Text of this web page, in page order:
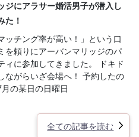
ジにアラサー婚活男子が潜入し
た！
ッチング率が高い！」という口
を頼りにアーバンマリッジのパ
ィに参加してきました。 ドキド
ながらいざ会場へ！ 予約したの
月の某日の日曜日
全ての記事を読む